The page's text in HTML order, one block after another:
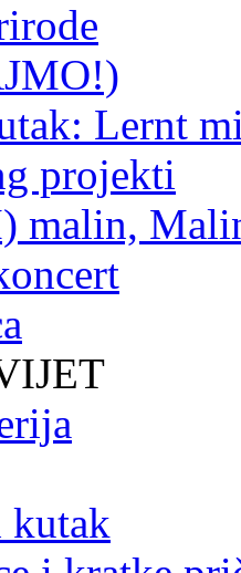
Lernt
projekti
malin,
kutak